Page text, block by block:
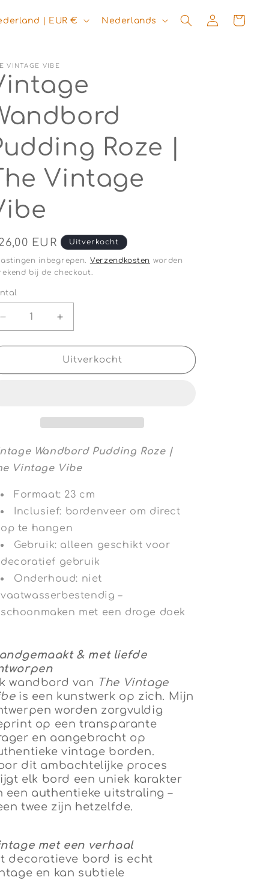
Nederland | EUR €
TNederlands Inloggen
Winkelwagen
VINTAGE VIBE
Roze |
Vintage
EUR Uitverkocht
inbegrepen. Verzendkosten worden
bij de checkout.
Aantal
verlagen
voor
Wandbord
Vibe
Aantal
verhogen
voor
Vintage
Wandbord
Vibe
Uitverkocht
Wandbord Pudding Roze |
Vintage Vibe
Formaat: 23 cm
Inclusief: bordenveer om direct
op te hangen
Gebruik: alleen geschikt voor
decoratief gebruik
Onderhoud: niet
vaatwasserbestendig –
schoonmaken met een droge doek
& met liefde
wandbord van The Vintage
is een kunstwerk op zich. Mijn
worden zorgvuldig
op een transparante
en aangebracht op
vintage borden.
dit ambachtelijke proces
elk bord een uniek karakter
een authentieke uitstraling –
twee zijn hetzelfde.
met een verhaal
decoratieve bord is echt
en kan subtiele